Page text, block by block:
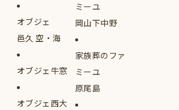
オブジェ
邑久 空・海
オブジェ牛窓
オブジェ西大
ミーユ
岡山下中野
家族葬のファ
ミーユ
原尾島